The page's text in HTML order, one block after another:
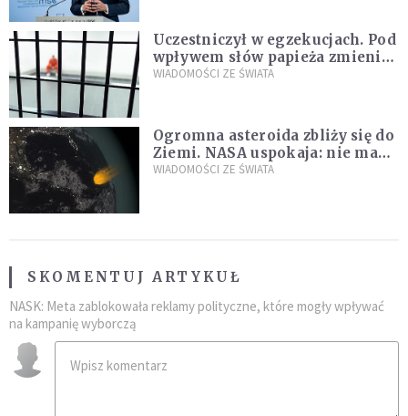
Uczestniczył w egzekucjach. Pod
wpływem słów papieża zmienił
zdanie
WIADOMOŚCI ZE ŚWIATA
Ogromna asteroida zbliży się do
Ziemi. NASA uspokaja: nie ma
zagrożenia
WIADOMOŚCI ZE ŚWIATA
SKOMENTUJ ARTYKUŁ
NASK: Meta zablokowała reklamy polityczne, które mogły wpływać
na kampanię wyborczą